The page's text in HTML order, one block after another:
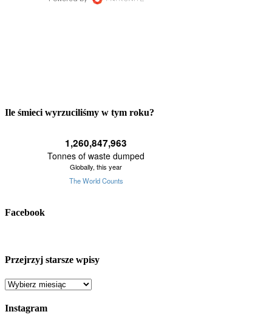
Ile śmieci wyrzuciliśmy w tym roku?
Facebook
Przejrzyj starsze wpisy
Przejrzyj
wpisy
Instagram